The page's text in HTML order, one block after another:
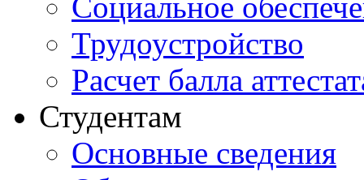
Трудоустройство
Расчет балла
Студентам
Основные сведения